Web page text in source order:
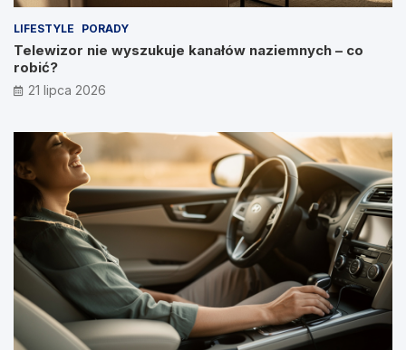
LIFESTYLE PORADY
Telewizor nie wyszukuje kanałów naziemnych – co
robić?
21 lipca 2026